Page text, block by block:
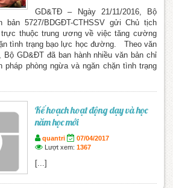
GD&TĐ – Ngày 21/11/2016, Bộ
bản 5727/BDGĐT-CTHSSV gửi Chủ tịch
trực thuộc trung ương về việc tăng cường
tình trạng bạo lực học đường. Theo văn
Bộ GD&ĐT đã ban hành nhiều văn bản chỉ
pháp phòng ngừa và ngăn chặn tình trạng
Kế hoạch hoạt động dạy và học
năm học mới
quantri
07/04/2017
Lượt xem: 1367
[...]